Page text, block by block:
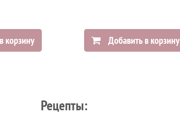
корзину Добавить в корзину
Рецепты: